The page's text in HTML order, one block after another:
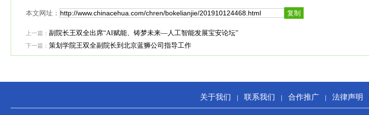
本文网址：
上一篇： 副院长王双全出席“AI赋能、铸梦未来—人工智能发展宝安论坛”
下一篇： 策划学院王双全副院长到北京蓝狮公司指导工作
关于我们 | 联系我们 | 合作推广| 法律声明